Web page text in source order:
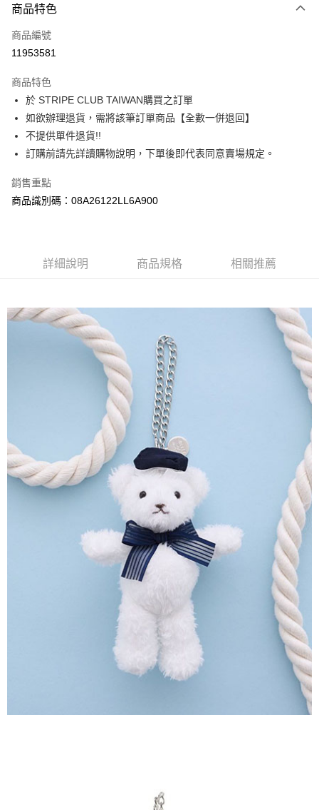
3 期 0 利率 每期
合作金庫商業銀行
上海商業儲蓄銀行
臺灣中小企業銀行
匯豐（台灣）商業銀行
華泰商業銀行
聯邦商業銀行
遠東國際商業銀行
元大商業銀行
玉山商業銀行
星展（台灣）商業銀行
台灣樂天信用卡公司
超商取貨付款
LINE Pay
Apple Pay
街口支付
悠遊付
大哥付你分期
相關說明
流程，驗證手機門號後，選擇欲分期的期數、繳款截止日，確認付款後即完
消。如遇「轉專審核」未通過狀況，表示未達大哥付你分期系統評分，恕無
法說明評估內容。
【繳款方式說明】
1.分期款項不併入電信帳單，「大哥付你分期」於每月結算日後寄送繳費提
2.透過簡訊連結打開帳單後，可選擇「超商條碼／台灣大直營門市／銀行轉
帳／街口支付／iPASS MONEY」等通路繳費。
1.本服務係由「台灣大哥大股份有限公司」（以下簡稱本公司）所提供，讓
用戶於交易時，得透過本服務購買商品或服務，並由商店將買賣／分期付款
買賣價金債權讓與本公司後，依約使用本公司帳單繳交帳款。
2.基於同意付款使用「大哥付你分期」之契約關係目的，商店將以您的個人
資料（包含姓名、電話或地址）提供予台灣大哥大進項蒐集、處理及利用，
由本公司與您本人進行分期帳單所需資料之確認、核對及更正。
3.完整用戶服務條款，請詳閱以下連結：
https://oppay.tw/userRule
【關於「AFTEE先享後付」】
１．簡單：不需註冊會員、不需綁卡、不需儲值。
２．便利：只要手機號碼，簡訊認證，即可結帳。
３．安心：先確認商品／服務後，再付款。
【「AFTEE先享後付」結帳流程】
１．於結帳方式選擇「AFTEE先享後付」後，將跳轉至「AFTEE先享後付」
結帳頁面，進行簡訊認證並確認金額後，即可完成結帳。
２．訂單成立數日內，您將收到繳費通知簡訊。
３．收到繳費通知簡訊後14天內，點擊此簡訊中的連結，可透過四大超商／
ATM／網路銀行／等多元方式進行付款，方視為交易完成。
※ 請注意：結帳手續完成當下不需立刻繳費，但若您需要取消訂單，請聯絡
購買商品的店家。未經商家同意取消之訂單仍視為有效，需透過AFTEE先享
後付繳納相關費用。
※ 交易是否成功請以「AFTEE先享後付 」之結帳頁面顯示為準，若有關於
是否繳費成功／繳費後需取消欲退款等相關疑問，請聯繫「AFTEE先享後付
https://netprotections.freshdesk.com/support/home
１．透過由恩沛科技股份有限公司提供之「AFTEE先享後付」服務完成之交
易，需依本服務之必要範圍內提供個人資料，並將交易相關給付款項請求債
權轉讓予恩沛科技股份有限公司。
２．關於個人資料處理事宜，請瀏覽以下網址：
https://aftee.tw/terms/#terms3
３．未成年的使用者請事先徵得法定代理人或監護人之同意方可使用
「AFTEE先享後付」，若未經同意申辦者引起之損失，本公司不負相關責
４．使用「AFTEE先享後付」時，將依據個別帳號之用戶狀況，依本公司即
時審查核予不同之上限額度；若仍有額度不足之情形，本公司將視審查結果
５．嚴禁一人註冊多個帳號或使用他人資訊註冊。若發現惡意使用之情形，
運送方式
每筆NT$60，滿NT$1,500(含以上)免運費
每筆NT$60，滿NT$1,500(含以上)免運費
每筆NT$60，滿NT$1,500(含以上)免運費
萊爾富純取貨
每筆NT$60，滿NT$1,500(含以上)免運費
每筆NT$60，滿NT$1,500(含以上)免運費
每筆NT$60，滿NT$1,500(含以上)免運費
每筆NT$90，滿NT$1,500(含以上)免運費
商品特色
商品編號
11953581
商品特色
於 STRIPE CLUB TAIWAN購買之訂單
如欲辦理退貨，需將該筆訂單商品【全數一併退回】
不提供單件退貨!!
訂購前請先詳讀購物說明，下單後即代表同意賣場規定。
銷售重點
商品識別碼：08A26122LL6A900
詳細說明 商品規格 相關推薦